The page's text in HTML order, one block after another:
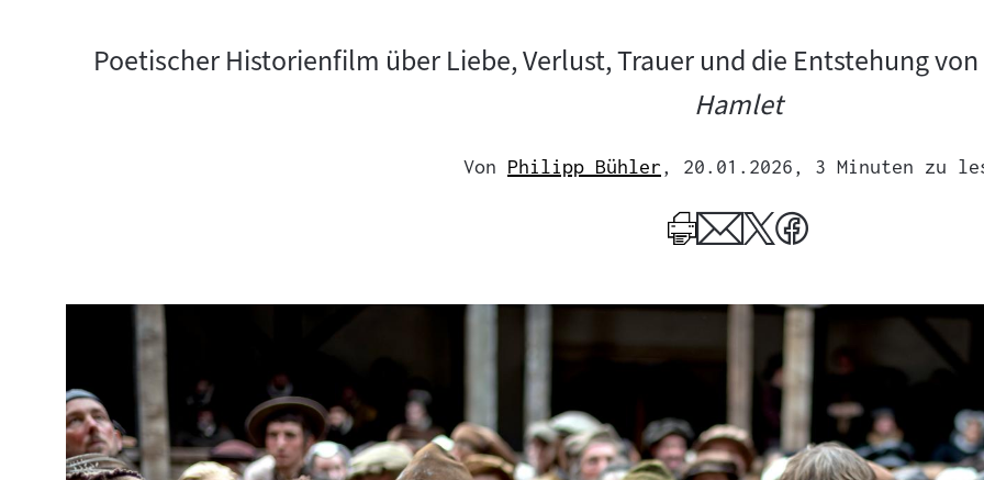
Poetischer Historienfilm über Liebe, Verlust, Trauer und die Entstehung
Hamlet
Von Philipp Bühler, 20.01.2026, 3 Minuten zu